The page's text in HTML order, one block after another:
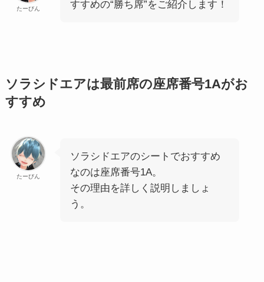
たーびん すすめの“勝ち席”をご紹介します！
ソラシドエアは最前席の座席番号1Aがお
すすめ
たーびん
ソラシドエアのシートでおすすめ
なのは座席番号1A。
その理由を詳しく説明しましょ
う。